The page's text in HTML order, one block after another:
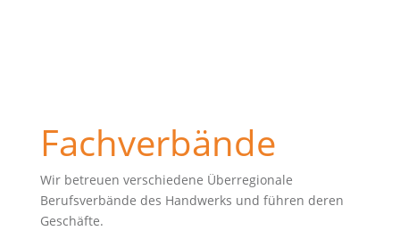
Fachverbände
Wir betreuen verschiedene Überregionale
Berufsverbände des Handwerks und führen deren
Geschäfte.